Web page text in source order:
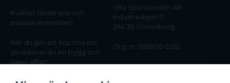
Kvalitet till rätt pris och
snabba leveranser!
När du gör ett köp hos oss
garanteras du en trygg och
säker affär!
Villa Spa Sweden AB
Industrivägen 9
294 39 Sölvesborg
Org. nr: 556836-2262
Tel:0456-405566